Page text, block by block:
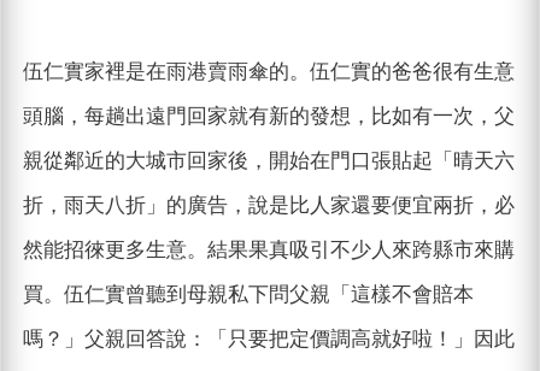
伍仁實家裡是在雨港賣雨傘的。伍仁實的爸爸很有生意
頭腦，每趟出遠門回家就有新的發想，比如有一次，父
親從鄰近的大城市回家後，開始在門口張貼起「晴天六
折，雨天八折」的廣告，說是比人家還要便宜兩折，必
然能招徠更多生意。結果果真吸引不少人來跨縣市來購
買。伍仁實曾聽到母親私下問父親「這樣不會賠本
嗎？」父親回答說：「只要把定價調高就好啦！」因此